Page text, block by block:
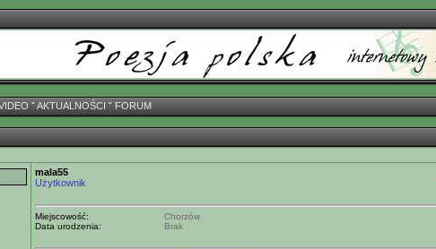
ˇAKTUALNOŚCI ˇ FORUM
mala55
Użytkownik
Miejscowość:
Chorzów
Data urodzenia:
Brak